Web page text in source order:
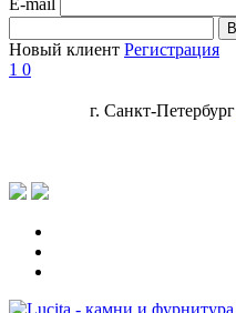
E-mail
Новый клиент Регистрация
1 0
г. Санкт-Петербург